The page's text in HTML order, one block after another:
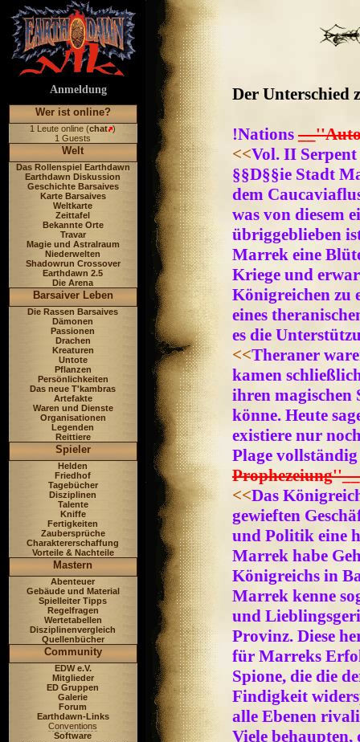
Anmeldung
Wer ist online?
1 Leute online (chat )
1 Guests
Welt
Das Rollenspiel Earthdawn
Earthdawn Diskussion
Geschichte Barsaives
Karte Barsaives
Weltkarte
Zeittafel
Bekannte Orte
Travar
Magie und Astralraum
Niederwelten
Shadowrun Crossover
Earthdawn 2.5
Die Arena
Barsaiver Leben
Die Rassen Barsaives
Dämonen
Passionen
Drachen
Kreaturen
Untote
Pflanzen
Persönlichkeiten
Das neue T'kambras
Artefakte
Waren und Dienste
Organisationen
Legenden
Reittiere
Spieler
Helden
Friedhof
Tagebücher
Disziplinen
Talente
Kniffe
Fertigkeiten
Zaubersprüche
Charaktererschaffung
Vorteile & Nachteile
Mastern
Abenteuer
Gebäude und Material
Spielleiter Tipps
Regelfragen
Wertetabellen
Disziplinenvergleich
Quellenbücher
Community
EDW e.V.
Mitglieder
ED Gruppen
Galerie
Forum
Earthdawn-Links
Conventions
Software
Der Unterschied
!Nations
<<Vol. II
§§D§§ie Stadt
dem
was von diesem
übriggeblieben
Marrek eine
Kriege und
Königreichen zu
eines
es die
<<Theraner
kamen
ihren magischen
könne. Heute
existiere nur
Plage
Prophezeiung''__
<<Das
gewieften
und Politik eine
Marrek habe
Königreichs in
Marrek kenne
und
Provinz. Diese
für Marreks
Spione, die die
Findigkeit
alle Ebenen
Viele behaupten,